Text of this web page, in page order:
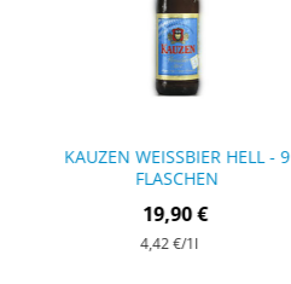
KAUZEN WEISSBIER HELL - 9 F
LASCHEN
19,90 €
4,42 €/1l